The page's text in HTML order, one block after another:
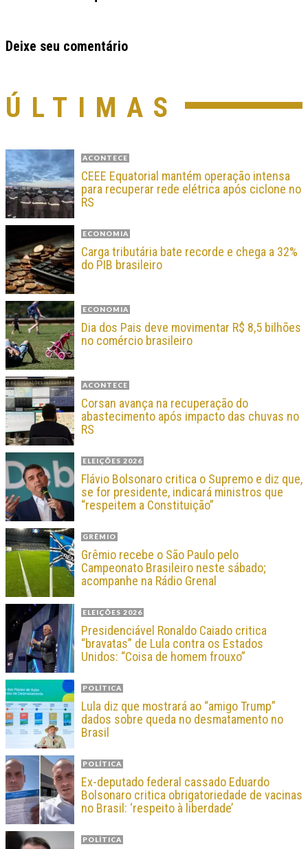
Deixe seu comentário
ÚLTIMAS
ACONTECE
CEEE Equatorial mantém operação intensa
para recuperar rede elétrica após ciclone no
RS
ECONOMIA
Carga tributária bate recorde e chega a 32%
do PIB brasileiro
ECONOMIA
Dia dos Pais deve movimentar R$ 8,5 bilhões
no comércio brasileiro
ACONTECE
Corsan avança na recuperação do
abastecimento após impacto das chuvas no
RS
ELEIÇÕES 2026
Flávio Bolsonaro critica o Supremo e diz que,
se for presidente, indicará ministros que
“respeitem a Constituição”
GRÊMIO
Grêmio recebe o São Paulo pelo
Campeonato Brasileiro neste sábado;
acompanhe na Rádio Grenal
ELEIÇÕES 2026
Presidenciável Ronaldo Caiado critica
“bravatas” de Lula contra os Estados
Unidos: “Coisa de homem frouxo”
POLÍTICA
Lula diz que mostrará ao “amigo Trump”
dados sobre queda no desmatamento no
Brasil
POLÍTICA
Ex-deputado federal cassado Eduardo
Bolsonaro critica obrigatoriedade de vacinas
no Brasil: ‘respeito à liberdade’
POLÍTICA